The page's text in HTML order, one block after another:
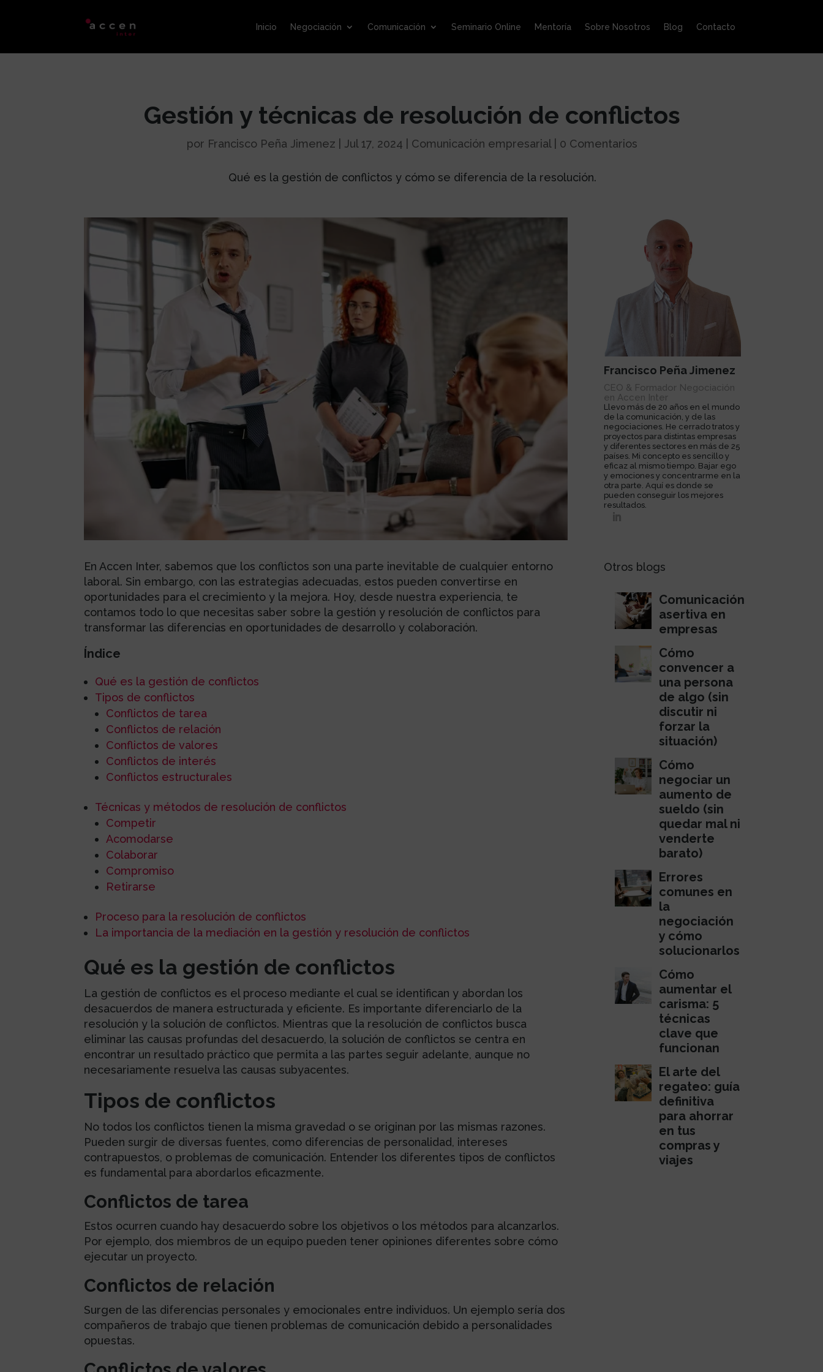
Inicio Negociación Comunicación Seminario Online Mentoría Sobre Nosotros Blog Contacto
Gestión y técnicas de resolución de conflictos
por Francisco Peña Jimenez Jul 17, 2024 Comunicación empresarial| 0 Comentarios
Qué es la gestión de conflictos y cómo se diferencia de la resolución.
En Accen Inter, sabemos que los conflictos son una parte inevitable de cualquier entorno
laboral. Sin embargo, con las estrategias adecuadas, estos pueden convertirse en
oportunidades para el crecimiento y la mejora. Hoy, desde nuestra experiencia, te
contamos todo lo que necesitas saber sobre la gestión y resolución de conflictos para
transformar las diferencias en oportunidades de desarrollo y colaboración.
Índice
Qué es la gestión de conflictos
Tipos de conflictos
Conflictos de tarea
Conflictos de relación
Conflictos de valores
Conflictos de interés
Conflictos estructurales
Técnicas y métodos de resolución de conflictos
Competir
Acomodarse
Colaborar
Compromiso
Retirarse
Proceso para la resolución de conflictos
La importancia de la mediación en la gestión y resolución de conflictos
Qué es la gestión de conflictos
La gestión de conflictos es el proceso mediante el cual se identifican y abordan los
desacuerdos de manera estructurada y eficiente. Es importante diferenciarlo de la
resolución y la solución de conflictos. Mientras que la resolución de conflictos busca
eliminar las causas profundas del desacuerdo, la solución de conflictos se centra en
encontrar un resultado práctico que permita a las partes seguir adelante, aunque no
necesariamente resuelva las causas subyacentes.
Tipos de conflictos
No todos los conflictos tienen la misma gravedad o se originan por las mismas razones.
Pueden surgir de diversas fuentes, como diferencias de personalidad, intereses
contrapuestos, o problemas de comunicación. Entender los diferentes tipos de conflictos
es fundamental para abordarlos eficazmente.
Conflictos de tarea
Estos ocurren cuando hay desacuerdo sobre los objetivos o los métodos para alcanzarlos.
Por ejemplo, dos miembros de un equipo pueden tener opiniones diferentes sobre cómo
ejecutar un proyecto.
Conflictos de relación
Surgen de las diferencias personales y emocionales entre individuos. Un ejemplo sería dos
compañeros de trabajo que tienen problemas de comunicación debido a personalidades
opuestas.
Francisco Peña Jimenez
CEO & Formador Negociación
en Accen Inter
Llevo más de 20 años en el mundo
de la comunicación, y de las
negociaciones. He cerrado tratos y
proyectos para distintas empresas
y diferentes sectores en más de 25
países. Mi concepto es sencillo y
eficaz al mismo tiempo. Bajar ego
y emociones y concentrarme en la
otra parte. Aquí es donde se
pueden conseguir los mejores
resultados.
Otros blogs
Comunicación
asertiva en
empresas
Cómo
convencer a
una persona
de algo (sin
discutir ni
forzar la
situación)
Cómo
negociar un
aumento de
sueldo (sin
quedar mal ni
venderte
barato)
Errores
comunes en
la
negociación
y cómo
solucionarlos
Cómo
aumentar el
carisma: 5
técnicas
clave que
funcionan
El arte del
regateo: guía
definitiva
para ahorrar
en tus
compras y
viajes